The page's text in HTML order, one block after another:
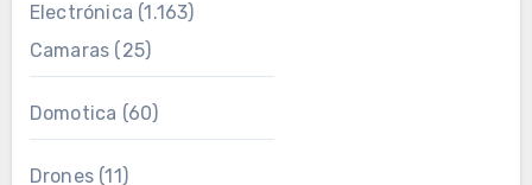
Electrónica (1.163)
Camaras (25)
Domotica (60)
Drones(11)